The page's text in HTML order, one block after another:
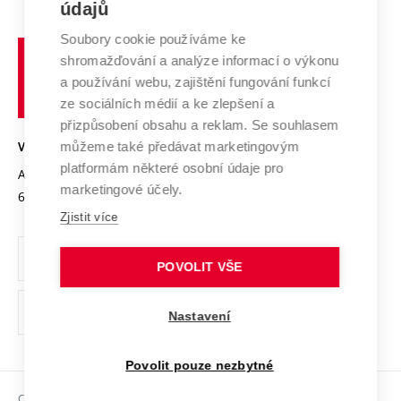
E-přihláška
Systém zajišťování kvality výzkumu
Výzkumné infrastruktury
Transfer znalostí
Open Science
Projekty
Projekty ze strukturálních fondů
Specifický výzkum
Zahraniční spolupráce
Spolupráce se školami
Mezinárodní dohody
Univerzitní sítě
Profil univerzity
Udržitelná univerzita
Podnikavá univerzita / ContriBUTe
Bezpečná univerzita
Vyznamenání
Organizační struktura
Ochrana osobních údajů
odkaz)
učení
technické
Brně
VYSOKÉ UČENÍ TECHNICKÉ V BRNĚ
Antonínská 548/1
602 00 Brno
www.vut.cz
vut@vutbr.cz
údajů
Soubory cookie používáme ke
shromažďování a analýze informací o výkonu
a používání webu, zajištění fungování funkcí
ze sociálních médií a ke zlepšení a
přizpůsobení obsahu a reklam. Se souhlasem
můžeme také předávat marketingovým
platformám některé osobní údaje pro
marketingové účely.
Zjistit více
POVOLIT VŠE
Nastavení
Povolit pouze nezbytné